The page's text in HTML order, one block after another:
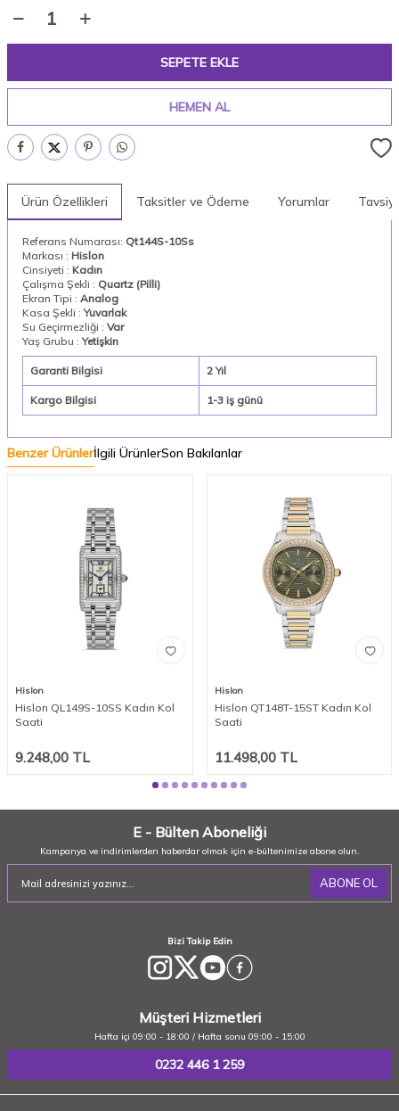
SEPETE EKLE
HEMEN AL
Ürün Özellikleri Taksitler ve Ödeme Yorumlar
Referans Numarası: Qt144S-10Ss
Markası : Hislon
Cinsiyeti : Kadın
Çalışma Şekli : Quartz (Pilli)
Ekran Tipi : Analog
Kasa Şekli :Yuvarlak
Su Geçirmezliği : Var
Yaş Grubu :Yetişkin
Garanti Bilgisi 2 Yıl
Kargo Bilgisi 1-3 iş günü
Benzer Ürünlerİlgili ÜrünlerSon Bakılanlar
Hislon
Hislon QL149S-10SS Kadın Kol
Saati
9.248,00 TL
Hislon
Hislon QT148T-15ST Kadın Kol
Saati
11.498,00TL
E - Bülten Aboneliği
Kampanya ve indirimlerden haberdar olmak için e-bültenimize abone olun.
ABONE OL
Bizi Takip Edin
Müşteri Hizmetleri
Hafta içi 09:00 - 18:00 / Hafta sonu 09:00 - 15:00
0232 446 1 259